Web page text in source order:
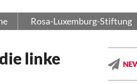
Rosa-Luxemburg-Stiftung
linke